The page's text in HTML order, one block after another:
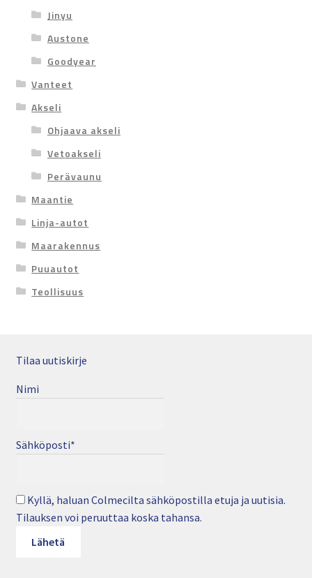
Jinyu
Austone
Goodyear
Vanteet
Akseli
Ohjaava akseli
Vetoakseli
Perävaunu
Maantie
Linja-autot
Maarakennus
Puuautot
Teollisuus
Tilaa uutiskirje
Nimi
Sähköposti*
Kyllä, haluan Colmecilta sähköpostilla etuja ja uutisia.
Tilauksen voi peruuttaa koska tahansa.